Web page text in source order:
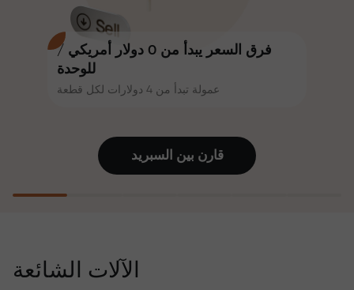
فرق السعر يبدأ من 0 دولار أمريكي /
للوحدة
عمولة تبدأ من 4 دولارات لكل قطعة
عناصر الحماس والانضباط على عالم
التداول، ويعمل كشريك يُلهم العملاء
لتحقيق أهداف طموحة.
إنستا فوركس على هاتف آيفون أو ماك
بوك أو رحلة أحلامه بمجرد إيداعه مبلغًا
من المال.
خسائرك ويضمن لك مضاعفة أرباحك
ثلاث مرات خلال ستة أشهر. تداول
قارن بين السبرید
الآلات الشائعة